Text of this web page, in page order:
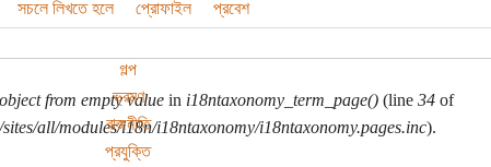
সচলে লিখতে হলে প্রোফাইল প্রবেশ
গল্প
ভ্রমণ
রাজনীতি
প্রযুক্তি
from empty valuein i18ntaxonomy_term_page()(line 34of
all/modules/i18n/i18ntaxonomy/i18ntaxonomy.pages.inc).